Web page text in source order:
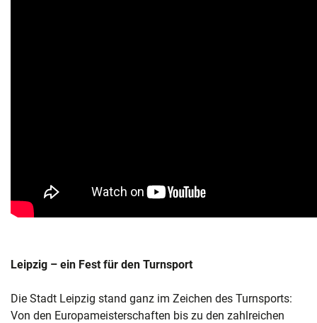
Leipzig – ein Fest für den Turnsport
Die Stadt Leipzig stand ganz im Zeichen des Turnsports:
Von den Europameisterschaften bis zu den zahlreichen